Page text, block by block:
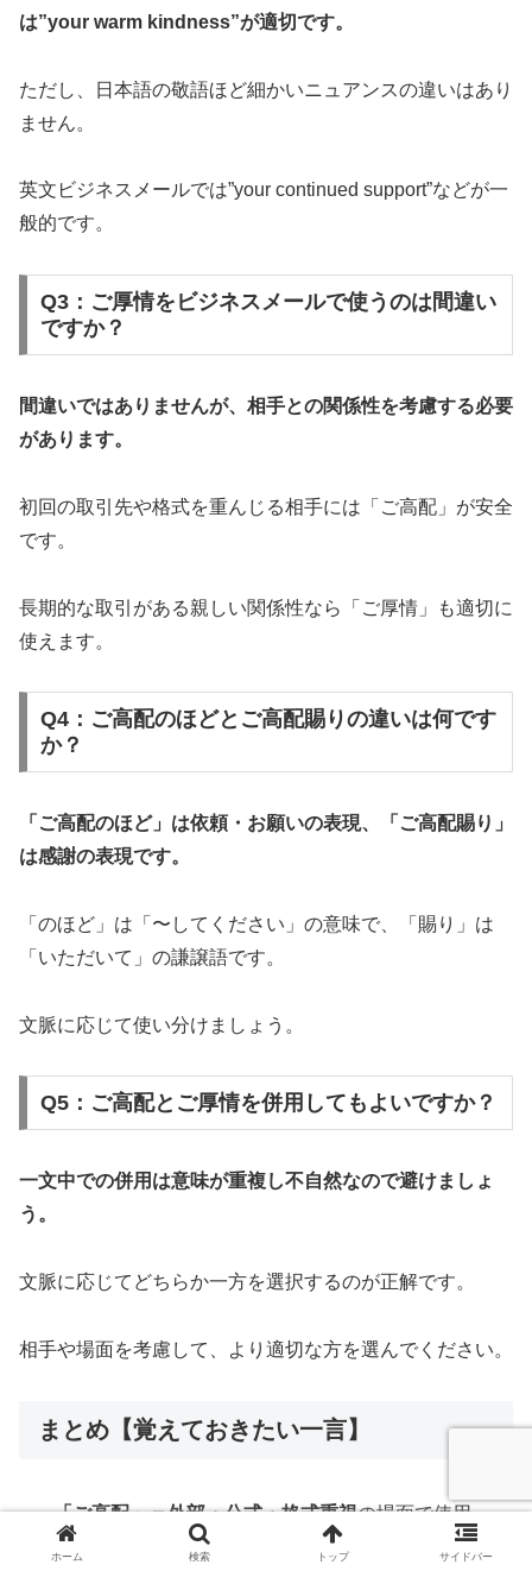
は”your warm kindness”が適切です。
ただし、日本語の敬語ほど細かいニュアンスの違いはあり
ません。
英文ビジネスメールでは”your continued support”などが一
般的です。
Q3：ご厚情をビジネスメールで使うのは間違い
ですか？
間違いではありませんが、相手との関係性を考慮する必要
があります。
初回の取引先や格式を重んじる相手には「ご高配」が安全
です。
長期的な取引がある親しい関係性なら「ご厚情」も適切に
使えます。
Q4：ご高配のほどとご高配賜りの違いは何です
か？
「ご高配のほど」は依頼・お願いの表現、「ご高配賜り」
は感謝の表現です。
「のほど」は「〜してください」の意味で、「賜り」は
「いただいて」の謙譲語です。
文脈に応じて使い分けましょう。
Q5：ご高配とご厚情を併用してもよいですか？
一文中での併用は意味が重複し不自然なので避けましょ
う。
文脈に応じてどちらか一方を選択するのが正解です。
相手や場面を考慮して、より適切な方を選んでください。
まとめ【覚えておきたい一言】
「ご高配」＝外部・公式・格式重視の場面で使用
「ご厚情」＝内部・親近感・温かみ重視
の場面で使
ホーム 検索 トップ サイドバー